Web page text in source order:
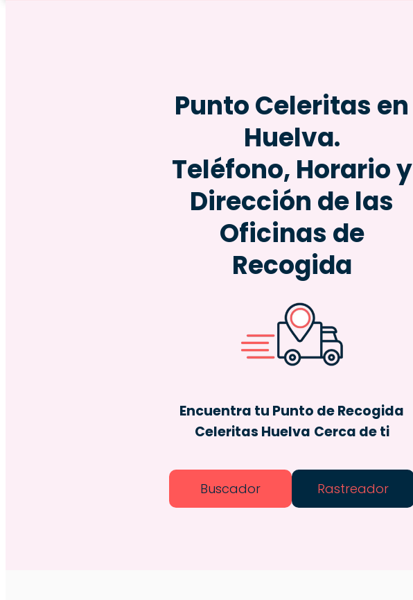
Punto Celeritas en
Huelva.
Teléfono, Horario y
Dirección de las
Oficinas de
Recogida
Encuentra tu Punto de Recogida
Celeritas Huelva Cerca de ti
Buscador Rastreador